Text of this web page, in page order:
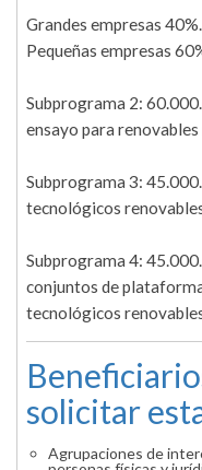
Grandes empresas
Pequeñas empresas
Subprograma 2:
ensayo para renovables
Subprograma 3:
tecnológicos
Subprograma 4:
conjuntos de
tecnológicos
solicitar
Agrupaciones de